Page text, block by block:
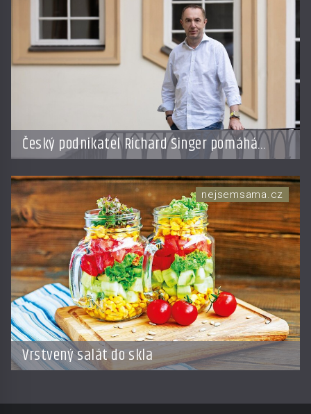
Český podnikatel Richard Singer pomáhá
přenést bhútánský koncept hrubého
národního štěstí do světa byznysu
Vrstvený salát do skla
nejsemsama.cz